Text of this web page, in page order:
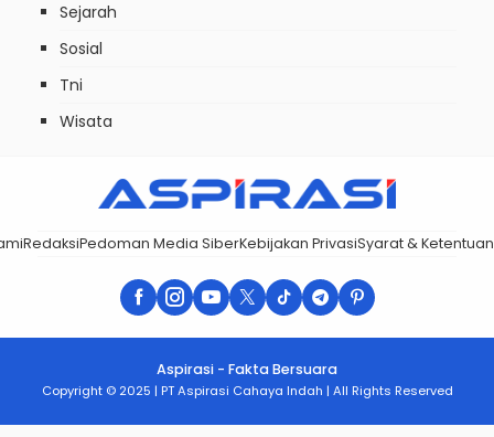
Sejarah
Sosial
Tni
Wisata
RedaksiPedoman Media SiberKebijakan PrivasiSyarat & Ketentuan
Aspirasi - Fakta Bersuara
Copyright © 2025 | PT Aspirasi Cahaya Indah | All Rights Reserved